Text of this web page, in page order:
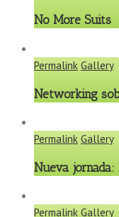
No More Suits
Permalink Gallery
Networking
Permalink Gallery
Nueva
Permalink Gallery